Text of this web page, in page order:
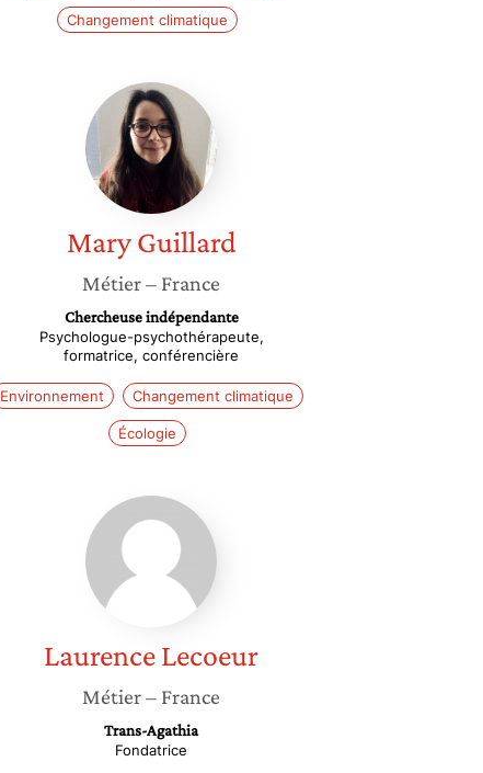
Changement climatique
Mary
Guillard
Mary Guillard
Métier– France
Chercheuse indépendante
Psychologue-psychothérapeute,
formatrice, conférencière
Environnement Changement climatique
Écologie
Laurence
Lecoeur
LaurenceLecoeur
Métier– France
Trans-Agathia
Fondatrice